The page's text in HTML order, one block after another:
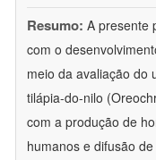
Resumo: A presente
com o
meio da avaliação do
tilápia-do-nilo
com a produção de
humanos e difusão